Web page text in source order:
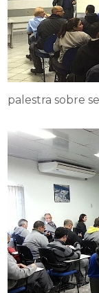
palestra sobre